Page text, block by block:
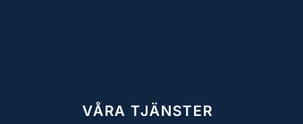
VÅRA TJÄNSTER